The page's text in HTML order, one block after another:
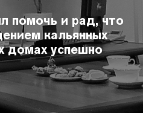
помочь и рад, что
кальянных
домах успешно